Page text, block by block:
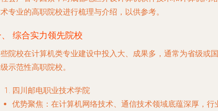
专业的高职院校进行梳理与介绍，以供参考。
综合实力领先院校
院校在计算机类专业建设中投入大、成果多，通常为省级或国
示范性高职院校。
四川邮电职业技术学院
优势聚焦 ：在计算机网络技术、通信技术领域底蕴深厚，行